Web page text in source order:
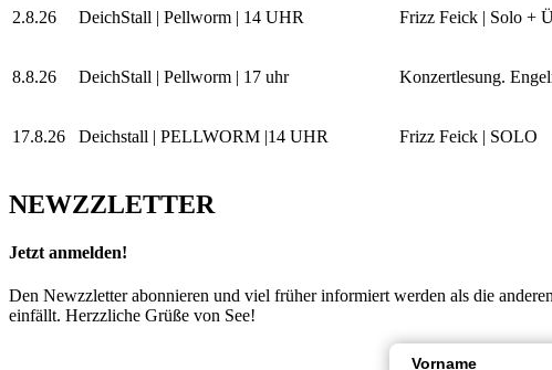
2.8.26 DeichStall | Pellworm | 14 UHR Frizz Feick | Solo +
8.8.26 DeichStall | Pellworm | 17 uhr Konzertlesung.
17.8.26 Deichstall | PELLWORM |14 UHR Frizz Feick | SOLO
NEWZZLETTER
Jetzt anmelden!
Den Newzzletter abonnieren und viel früher informiert werden als die
einfällt. Herzzliche Grüße von See!
Vorname